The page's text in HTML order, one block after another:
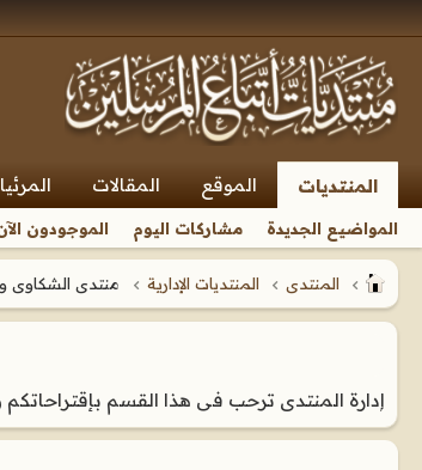
المنتديات الموقع المقالات
المواضيع الجديدة مشاركات اليوم الموجودون
المنتدى المنتديات الإدارية منتدى الشكاوى
إدارة المنتدى ترحب فى هذا القسم